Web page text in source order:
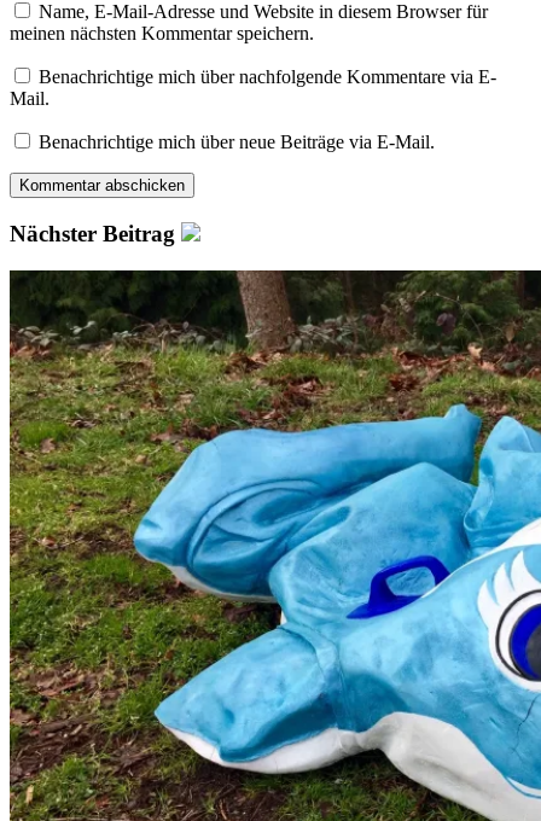
Name, E-Mail-Adresse und Website in diesem Browser für
meinen nächsten Kommentar speichern.
Benachrichtige mich über nachfolgende Kommentare via E-
Mail.
Benachrichtige mich über neue Beiträge via E-Mail.
Nächster Beitrag